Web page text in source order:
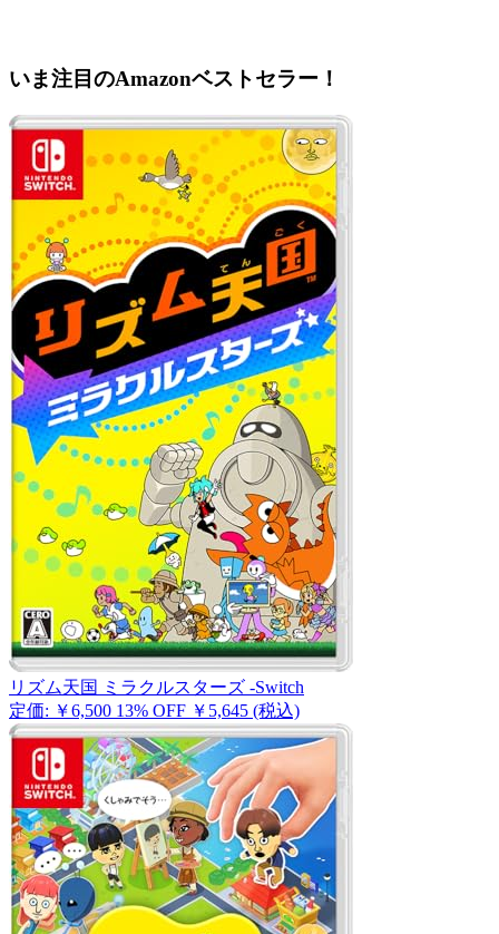
いま注目のAmazonベストセラー！
リズム天国 ミラクルスターズ -Switch
定価: ￥6,500 13% OFF ￥5,645 (税込)